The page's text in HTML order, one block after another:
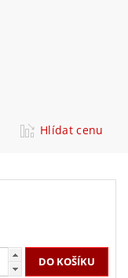
Hlídat cenu